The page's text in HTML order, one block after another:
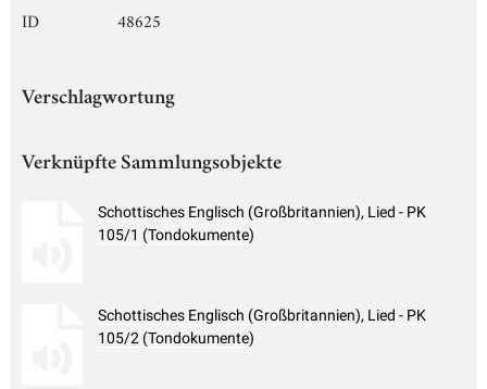
ID
48625
Verschlagwortung
Verknüpfte Sammlungsobjekte
Schottisches Englisch (Großbritannien), Lied - PK
105/1 (Tondokumente)
Schottisches Englisch (Großbritannien), Lied - PK
105/2 (Tondokumente)